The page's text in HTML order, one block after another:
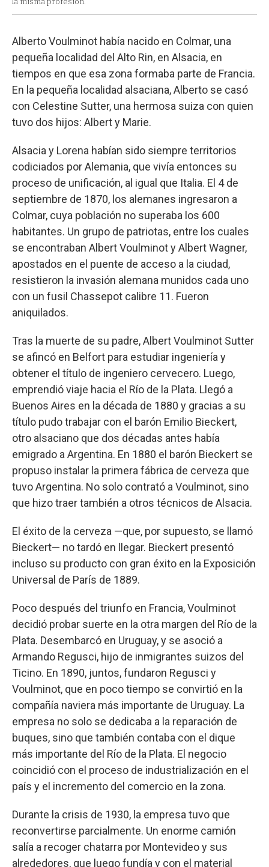
Alberto Voulminot había nacido en Colmar, una
pequeña localidad del Alto Rin, en Alsacia, en
tiempos en que esa zona formaba parte de Francia.
En la pequeña localidad alsaciana, Alberto se casó
con Celestine Sutter, una hermosa suiza con quien
tuvo dos hijos: Albert y Marie.
Alsacia y Lorena habían sido siempre territorios
codiciados por Alemania, que vivía entonces su
proceso de unificación, al igual que Italia. El 4 de
septiembre de 1870, los alemanes ingresaron a
Colmar, cuya población no superaba los 600
habitantes. Un grupo de patriotas, entre los cuales
se encontraban Albert Voulminot y Albert Wagner,
apostados en el puente de acceso a la ciudad,
resistieron la invasión alemana munidos cada uno
con un fusil Chassepot calibre 11. Fueron
aniquilados.
Tras la muerte de su padre, Albert Voulminot Sutter
se afincó en Belfort para estudiar ingeniería y
obtener el título de ingeniero cervecero. Luego,
emprendió viaje hacia el Río de la Plata. Llegó a
Buenos Aires en la década de 1880 y gracias a su
título pudo trabajar con el barón Emilio Bieckert,
otro alsaciano que dos décadas antes había
emigrado a Argentina. En 1880 el barón Bieckert se
propuso instalar la primera fábrica de cerveza que
tuvo Argentina. No solo contrató a Voulminot, sino
que hizo traer también a otros técnicos de Alsacia.
El éxito de la cerveza —que, por supuesto, se llamó
Bieckert— no tardó en llegar. Bieckert presentó
incluso su producto con gran éxito en la Exposición
Universal de París de 1889.
Poco después del triunfo en Francia, Voulminot
decidió probar suerte en la otra margen del Río de la
Plata. Desembarcó en Uruguay, y se asoció a
Armando Regusci, hijo de inmigrantes suizos del
Ticino. En 1890, juntos, fundaron Regusci y
Voulminot, que en poco tiempo se convirtió en la
compañía naviera más importante de Uruguay. La
empresa no solo se dedicaba a la reparación de
buques, sino que también contaba con el dique
más importante del Río de la Plata. El negocio
coincidió con el proceso de industrialización en el
país y el incremento del comercio en la zona.
Durante la crisis de 1930, la empresa tuvo que
reconvertirse parcialmente. Un enorme camión
salía a recoger chatarra por Montevideo y sus
alrededores, que luego fundía y con el material